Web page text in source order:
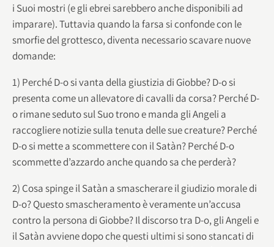
i Suoi mostri (e gli ebrei sarebbero anche disponibili ad
imparare). Tuttavia quando la farsa si confonde con le
smorfie del grottesco, diventa necessario scavare nuove
domande:
1) Perché D-o si vanta della giustizia di Giobbe? D-o si
presenta come un allevatore di cavalli da corsa? Perché D-
o rimane seduto sul Suo trono e manda gli Angeli a
raccogliere notizie sulla tenuta delle sue creature? Perché
D-o si mette a scommettere con il Satàn? Perché D-o
scommette d’azzardo anche quando sa che perderà?
2) Cosa spinge il Satàn a smascherare il giudizio morale di
D-o? Questo smascheramento è veramente un’accusa
contro la persona di Giobbe? Il discorso tra D-o, gli Angeli e
il Satàn avviene dopo che questi ultimi si sono stancati di